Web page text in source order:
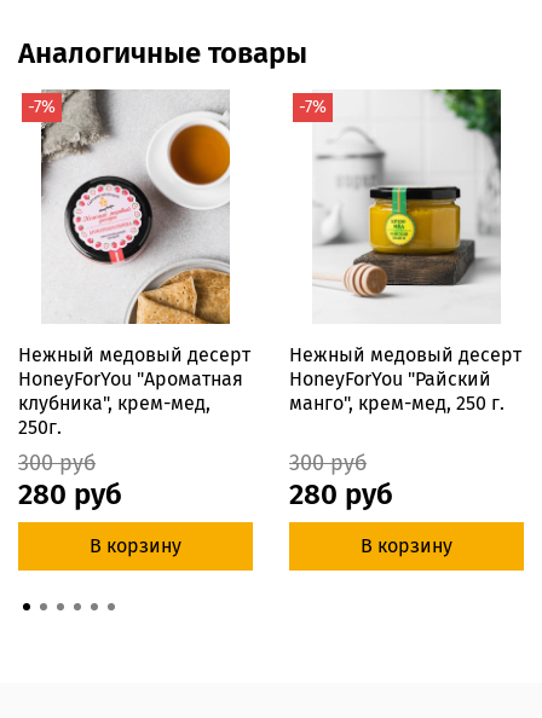
Аналогичные товары
-7%
Нежный медовый десерт
HoneyForYou "Ароматная
клубника", крем-мед,
250г.
300 руб
280 руб
В корзину
-7%
Нежный медовый десерт
HoneyForYou "Райский
манго", крем-мед, 250 г.
300 руб
280 руб
В корзину